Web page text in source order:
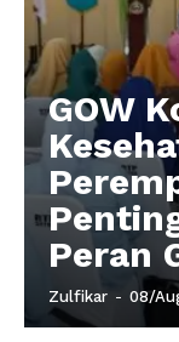
GOW
Peran
Zulfikar - 08/